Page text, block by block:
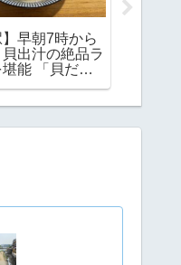
お花見時期は激
清水寺！桜を
裏技って！？